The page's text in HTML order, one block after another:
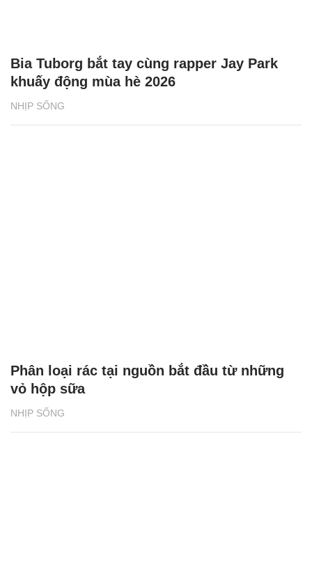
NHỊP SỐNG
Bia Tuborg bắt tay cùng rapper Jay Park
khuấy động mùa hè 2026
NHỊP SỐNG
Phân loại rác tại nguồn bắt đầu từ những
vỏ hộp sữa